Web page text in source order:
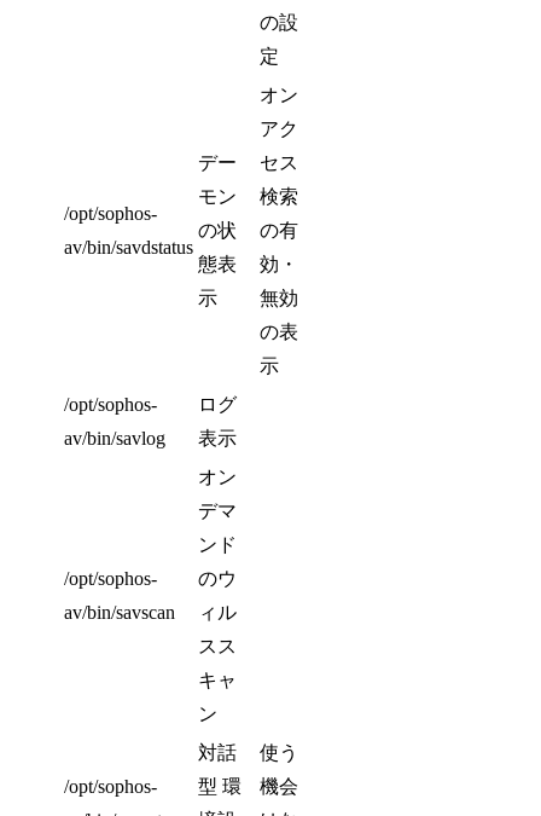
の設
定
/opt/sophos-
av/bin/savdstatus
デー
モン
の状
態表
示
オン
アク
セス
検索
の有
効・
無効
の表
示
/opt/sophos-
av/bin/savlog
ログ
表示
/opt/sophos-
av/bin/savscan
オン
デマ
ンド
のウ
ィル
スス
キャ
ン
/opt/sophos-
対話
型 環
使う
機会